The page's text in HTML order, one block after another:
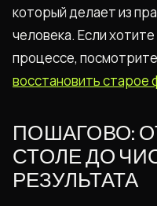
который делает из
человека. Если
процессе,
восстановить старое
ПОШАГОВО:
СТОЛЕ ДО
РЕЗУЛЬТАТА